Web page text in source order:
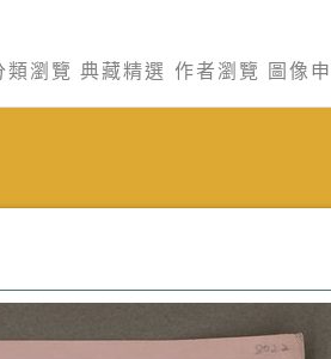
類瀏覽 典藏精選 作者瀏覽 圖像